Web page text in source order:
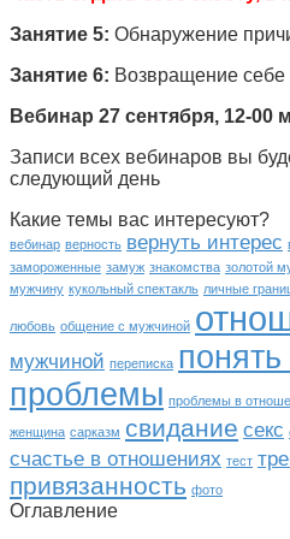
Занятие 5: Обнаружение
Занятие 6: Возвращение себе
Вебинар 27 сентября, 12-00
Записи всех вебинаров вы
следующий день
Какие темы вас интересуют?
вебинар верность вернуть интерес
замороженные замуж знакомства золотой
мужчину кукольный спектакль личные
любовь общение с мужчиной
мужчиной переписка
проблемы проблемы в
женщина сарказм свидание секс
счастье в отношениях тест
привязанность фото
Оглавление